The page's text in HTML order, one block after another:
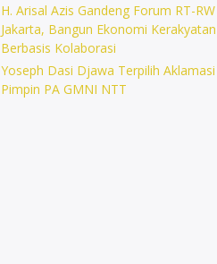
H. Arisal Azis Gandeng Forum RT-
Jakarta, Bangun Ekonomi Kerakyatan
Berbasis Kolaborasi
Yoseph Dasi Djawa Terpilih Aklamasi
Pimpin PA GMNI NTT